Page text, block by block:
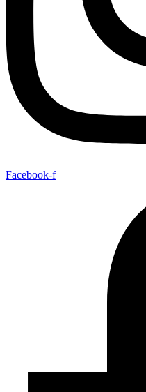
Facebook-f